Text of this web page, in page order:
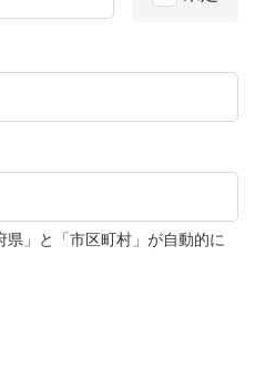
」と「市区町村」が自動的に